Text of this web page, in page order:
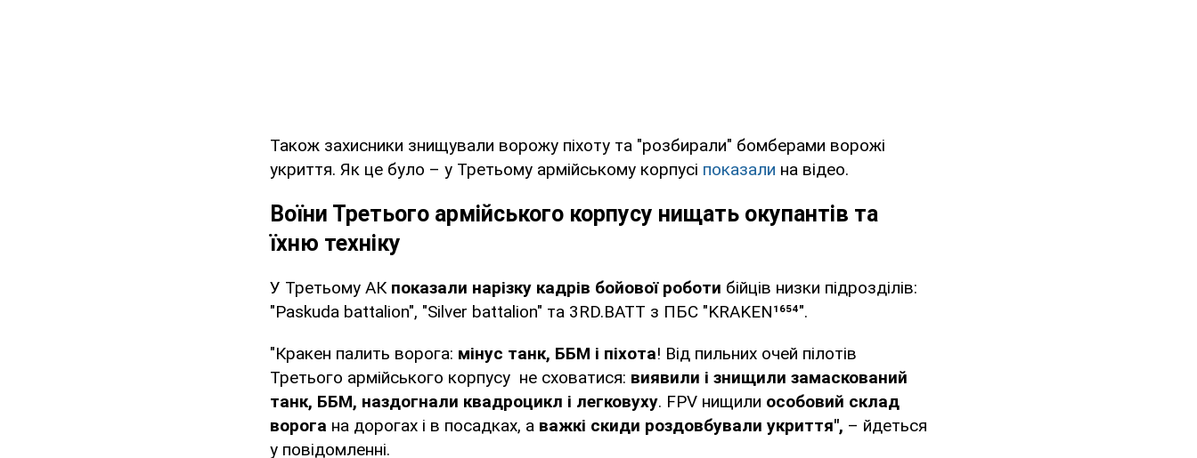
Також захисники знищували ворожу піхоту та "розбирали" бомберами ворожі
укриття. Як це було – у Третьому армійському корпусі показали на відео.
Воїни Третього армійського корпусу нищать окупантів та
їхню техніку
У Третьому АК показали нарізку кадрів бойової роботи бійців низки підрозділів:
"Paskuda battalion", "Silver battalion" та 3RD.BATT з ПБС "KRAKEN¹⁶⁵⁴".
"Кракен палить ворога: мінус танк, ББМ і піхота! Від пильних очей пілотів
Третього армійського корпусу не сховатися: виявили і знищили замаскований
танк, ББМ, наздогнали квадроцикл і легковуху. FPV нищили особовий склад
ворога на дорогах і в посадках, а важкі скиди роздовбували укриття", – йдеться
у повідомленні.